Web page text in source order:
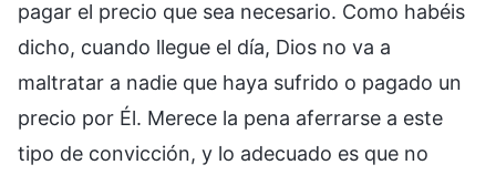
pagar el precio que sea necesario. Como habéis
dicho, cuando llegue el día, Dios no va a
maltratar a nadie que haya sufrido o pagado un
precio por Él. Merece la pena aferrarse a este
tipo de convicción, y lo adecuado es que no